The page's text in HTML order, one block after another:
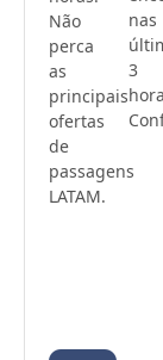
Não
perca
as
principais
ofertas
de
passagens
LATAM.
nas
3